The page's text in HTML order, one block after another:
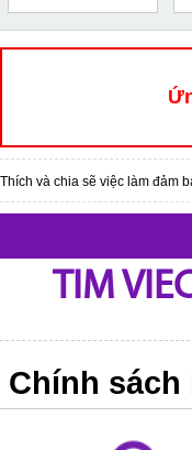
Thích và chia sẽ việc làm đảm
TIM
Chính sách